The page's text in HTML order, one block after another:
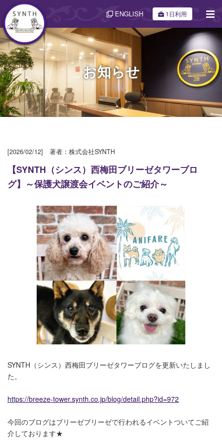
ENGLISH 1日利用
お知らせ
[2026/02/12] 著者：株式会社SYNTH
【SYNTH（シンス）西梅田ブリーゼタワーブロ
グ】～保護犬譲渡会イベントのご紹介～
SYNTH（シンス）西梅田ブリーゼタワーブログを更新いたしまし
た。
https://breeze-tower.synth.co.jp/blog/detail.php?id=972
今回のブログはブリーゼブリーゼで行われるイベントついてご紹
介しております★